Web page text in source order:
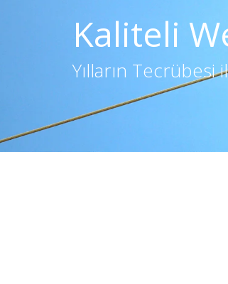
Kaliteli
Yılların